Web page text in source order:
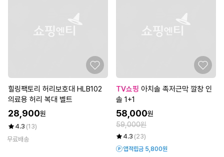
힐링팩토리 허리보호대 HLB102
의료용 허리 복대 벨트
28,900원
4.3 (13)
무료배송
TV쇼핑
솔 1+1
58,000원
59,000원
4.3 (23)
앱적립금 5,800원